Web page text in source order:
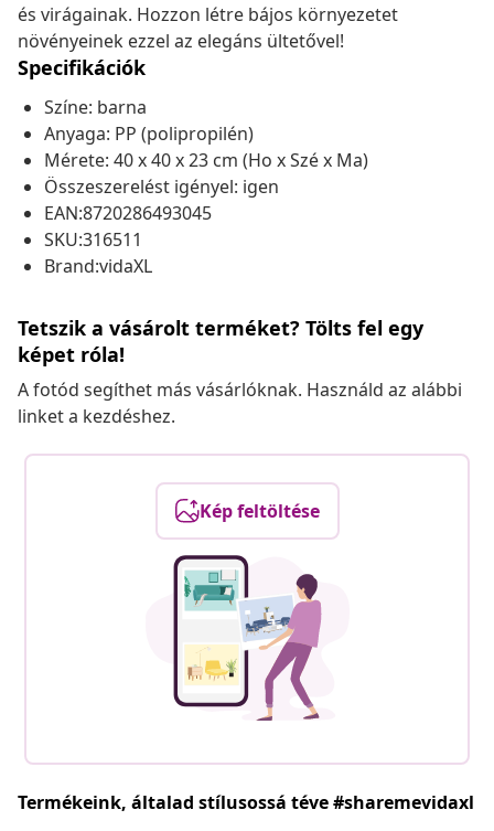
és virágainak. Hozzon létre bájos környezetet
növényeinek ezzel az elegáns ültetővel!
Specifikációk
Színe: barna
Anyaga: PP (polipropilén)
Mérete: 40 x 40 x 23 cm (Ho x Szé x Ma)
Összeszerelést igényel: igen
EAN:8720286493045
SKU:316511
Brand:vidaXL
Tetszik a vásárolt terméket? Tölts fel egy
képet róla!
A fotód segíthet más vásárlóknak. Használd az alábbi
linket a kezdéshez.
Kép feltöltése
Termékeink, általad stílusossá téve #sharemevidaxl